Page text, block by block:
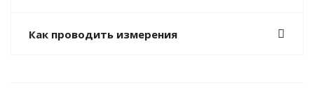
Как проводить измерения